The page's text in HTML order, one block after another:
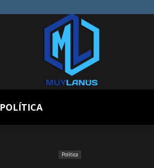
POLÍTICA
Política